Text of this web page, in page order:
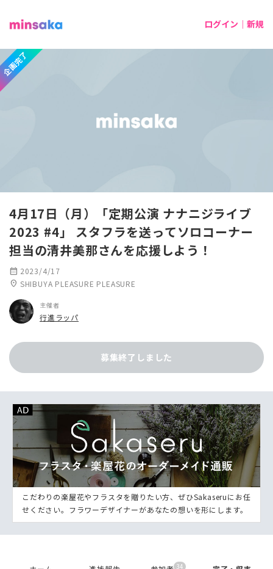
ログイン｜新規
企画完了
4月17日（月）「定期公演 ナナニジライブ
2023 #4」 スタフラを送ってソロコーナー
担当の清井美那さんを応援しよう！
calendar_month 2023/4/17
location_on SHIBUYA PLEASURE PLEASURE
主催者
行進ラッパ
募集終了しました
こだわりの楽屋花やフラスタを贈りたい方、ぜひSakaseruにお任
せください。フラワーデザイナーがあなたの想いを形にします。
34